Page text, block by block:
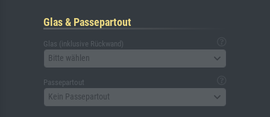
Glas & Passepartout
Glas (inklusive Rückwand)
Bitte wählen
Passepartout
Kein Passepartout